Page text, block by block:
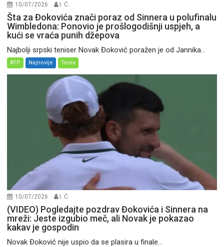
10/07/2026 I. Ć.
Šta za Đokovića znači poraz od Sinnera u polufinalu
Wimbledona: Ponovio je prošlogodišnji uspjeh, a
kući se vraća punih džepova
Najbolji srpski teniser Novak Đoković poražen je od Jannika...
ATP Najnovije Tenis
10/07/2026 I. Ć.
(VIDEO) Pogledajte pozdrav Đokovića i Sinnera na
mreži: Jeste izgubio meč, ali Novak je pokazao
kakav je gospodin
Novak Đoković nije uspio da se plasira u finale...